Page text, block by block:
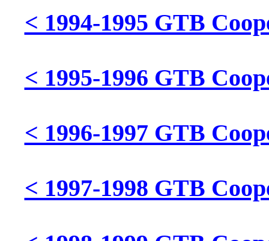
< 1994-1995 GTB
< 1995-1996 GTB
< 1996-1997 GTB
< 1997-1998 GTB